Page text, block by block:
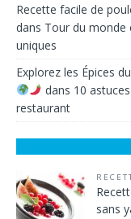
Recette facile de
dans Tour du monde
uniques
Explorez les Épices
dans 10
restaurant
sans